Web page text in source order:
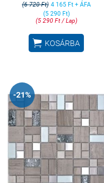
(6 720 Ft) 4 165 Ft + ÁFA
(5 290 Ft)
(5 290 Ft / Lap)
 KOSÁRBA
-21%